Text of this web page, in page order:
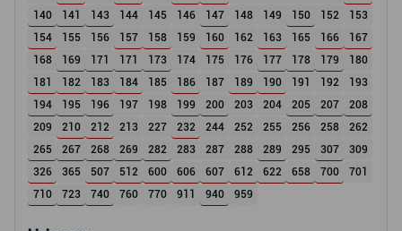
140
141 143 144 145 146 147 148 149 150 152
153
154
155 156 157 158 159 160 162 163 165 166
167
168
169 171 171 173 174 175 176 177 178 179
180
181
182 183 184 185 186 187 189 190 191 192
193
194
195 196 197 198 199 200 203 204 205 207
208
209
210 212 213 227 232 244 252 255 256 258
262
265
267 268 269 282 283 287 288 289 295 307
309
326
365 507 512 600 606 607 612 622 658 700
701
710
723 740 760 770 911 940 959